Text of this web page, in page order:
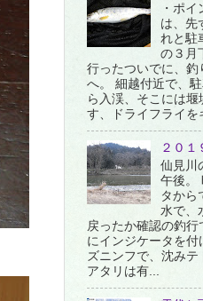
・ポ
は、先
れと駐
の３月
行ったついでに、釣
へ。 細越付近で、
ら入渓、そこには
す、ドライフライを
２０１
仙見川
午後。
タから
水で、
戻ったか確認の釣
にインジケータを
ズニンフで、沈み
アタリは有...